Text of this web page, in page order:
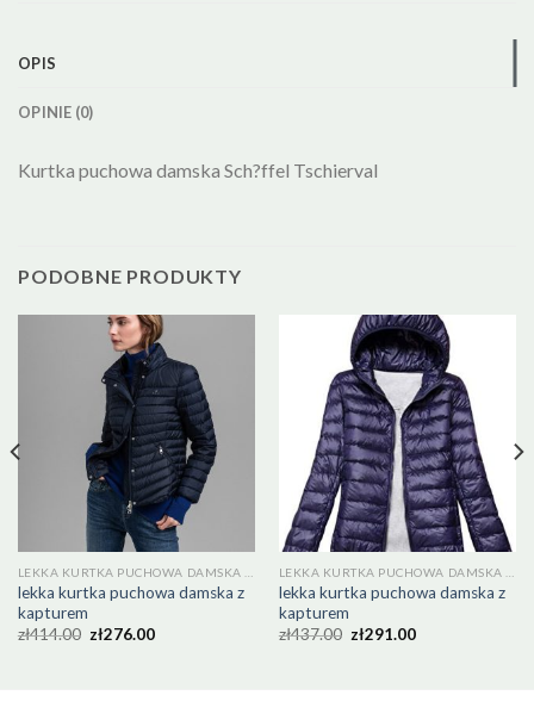
OPIS
OPINIE (0)
Kurtka puchowa damska Sch?ffel Tschierval
PODOBNE PRODUKTY
lekka kurtka puchowa damska z
kapturem
zł414.00 zł276.00
lekka kurtka puchowa damska z
kapturem
zł437.00 zł291.00